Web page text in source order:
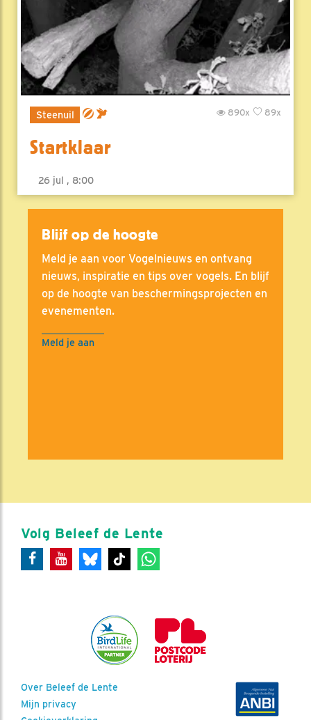
Steenuil 89x
890x
Startklaar
26 jul , 8:00
Blijf op de hoogte
Meld je aan voor Vogelnieuws en ontvang
nieuws, inspiratie en tips over vogels. En blijf
op de hoogte van beschermingsprojecten en
evenementen.
Meld je aan
Volg Beleef de Lente
Over Beleef de Lente
Mijn privacy